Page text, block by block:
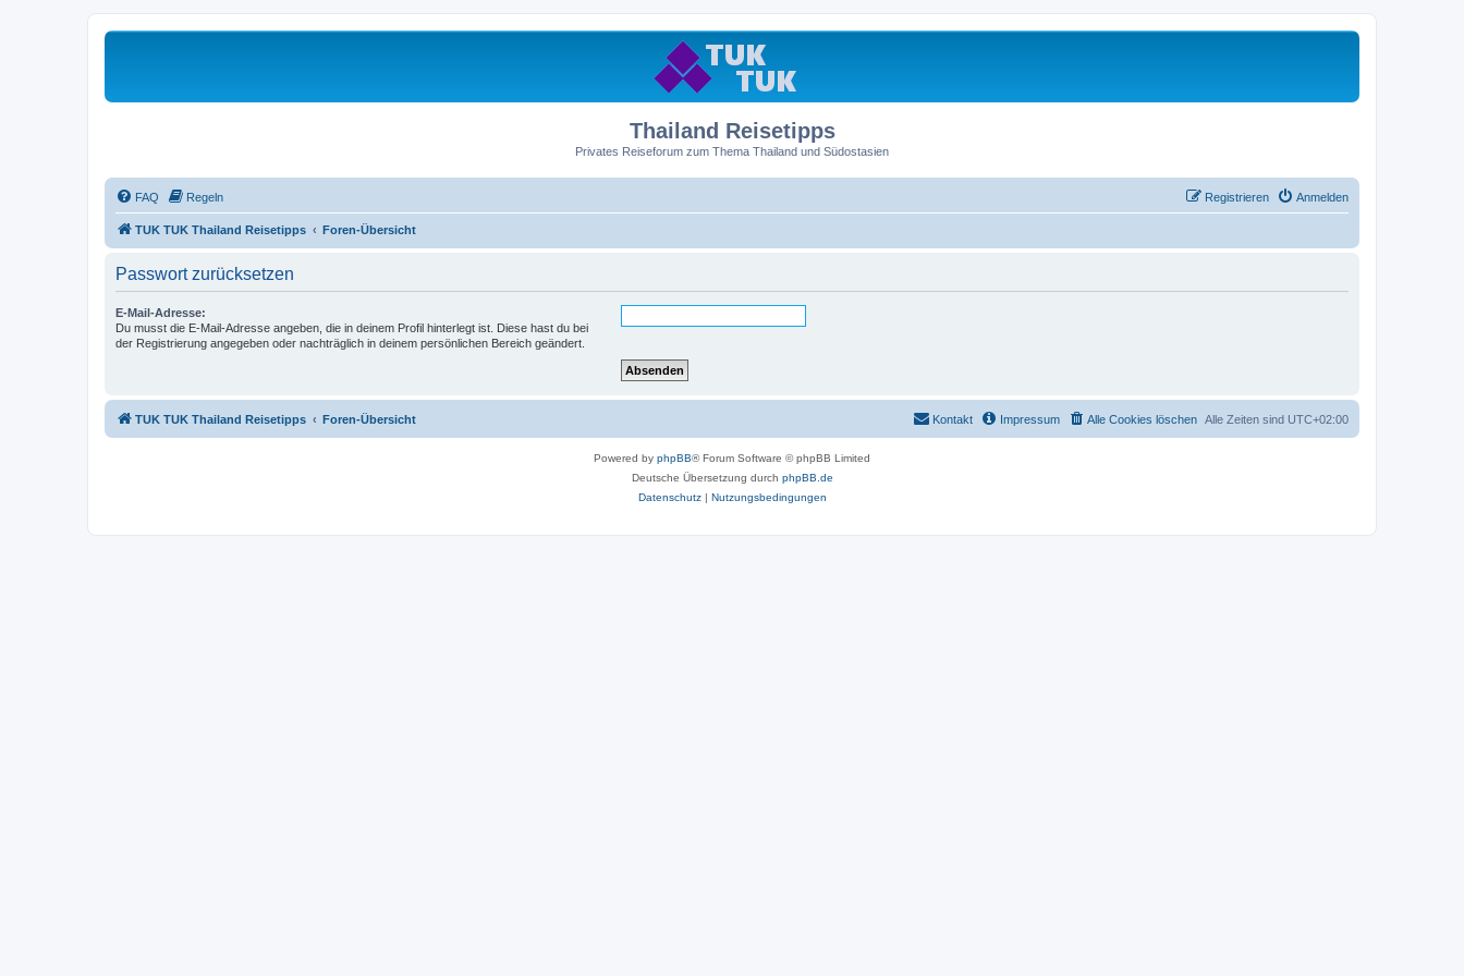
Thailand Reisetipps
Privates Reiseforum zum Thema Thailand und Südostasien
FAQ Regeln Anmelden
Registrieren
TUK TUK Thailand Reisetipps Foren-Übersicht
Passwort zurücksetzen
E-Mail-Adresse:
Du musst die E-Mail-Adresse angeben, die in deinem Profil hinterlegt ist. Diese hast du bei
der Registrierung angegeben oder nachträglich in deinem persönlichen Bereich geändert.
TUK TUK Thailand Reisetipps Foren-Übersicht Alle Zeiten sind UTC+02:00
Alle Cookies löschen
Impressum
Kontakt
Powered by phpBB® Forum Software © phpBB Limited
Deutsche Übersetzung durch phpBB.de
Datenschutz| Nutzungsbedingungen